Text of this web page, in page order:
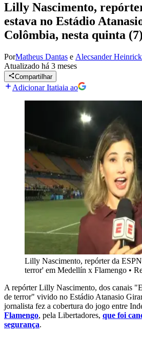
Lilly Nascimento,
estava no Estádio
Colômbia, nesta quinta (7)
PorMatheus Dantas e Alecsander Heinrick
Atualizado há 3 meses
Compartilhar
Adicionar Itatiaia ao
Lilly Nascimento, repórter da
terror' em Medellín x Flamengo •
A repórter Lilly Nascimento, dos canais
de terror" vivido no Estádio Atanasio
jornalista fez a cobertura do jogo entre
Flamengo, pela Libertadores, que foi
segurança.